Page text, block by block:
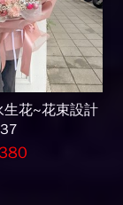
生花~花束設計